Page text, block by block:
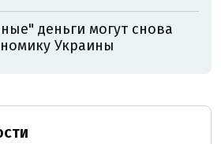
деньги могут снова
Украины